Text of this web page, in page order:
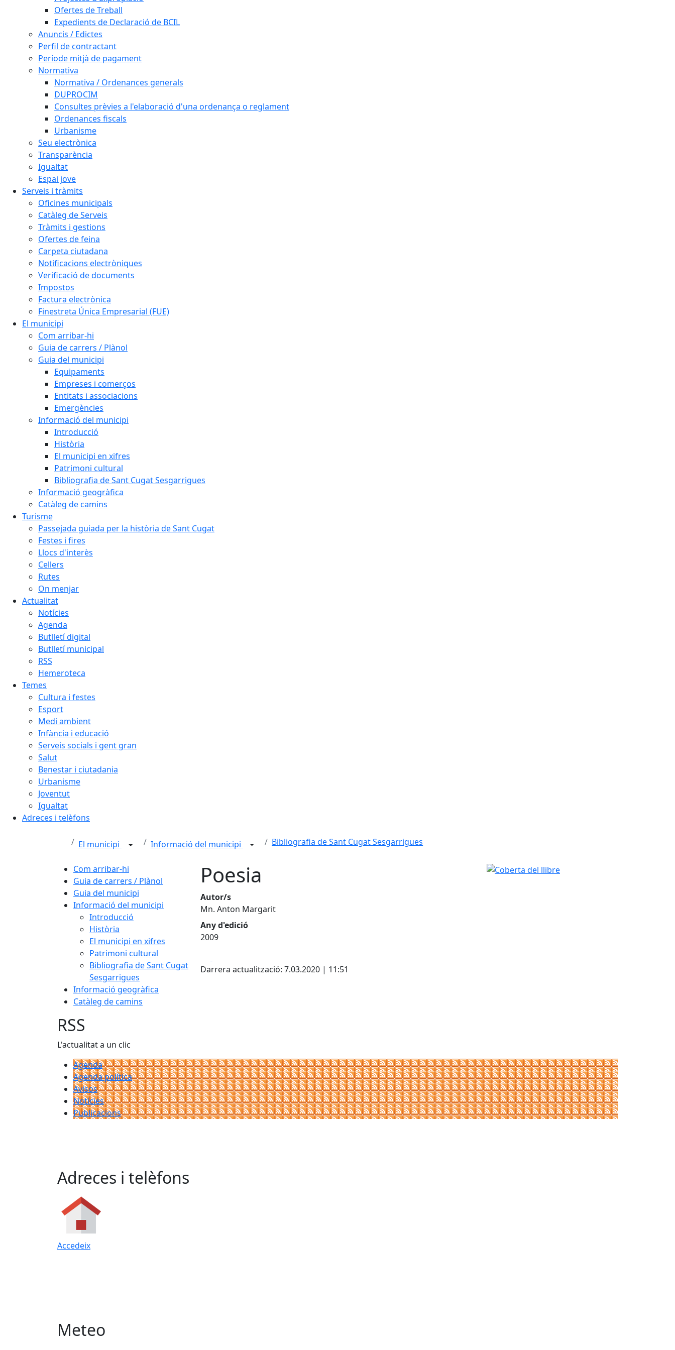
Ofertes de Treball
Expedients de Declaració de BCIL
Anuncis / Edictes
Perfil de contractant
Període mitjà de pagament
Normativa
Normativa / Ordenances generals
DUPROCIM
Consultes prèvies a l'elaboració d'una ordenança o reglament
Ordenances fiscals
Urbanisme
Seu electrònica
Transparència
Igualtat
Espai jove
Serveis i tràmits
Oficines municipals
Catàleg de Serveis
Tràmits i gestions
Ofertes de feina
Carpeta ciutadana
Notificacions electròniques
Verificació de documents
Impostos
Factura electrònica
Finestreta Única Empresarial (FUE)
El municipi
Com arribar-hi
Guia de carrers / Plànol
Guia del municipi
Equipaments
Empreses i comerços
Entitats i associacions
Emergències
Informació del municipi
Introducció
Història
El municipi en xifres
Patrimoni cultural
Bibliografia de Sant Cugat Sesgarrigues
Informació geogràfica
Catàleg de camins
Turisme
Passejada guiada per la història de Sant Cugat
Festes i fires
Llocs d'interès
Cellers
Rutes
On menjar
Actualitat
Notícies
Agenda
Butlletí digital
Butlletí municipal
RSS
Hemeroteca
Temes
Cultura i festes
Esport
Medi ambient
Infància i educació
Serveis socials i gent gran
Salut
Benestar i ciutadania
Urbanisme
Joventut
Igualtat
Adreces i telèfons
El municipi Informació del municipi Bibliografia de Sant Cugat Sesgarrigues
Com arribar-hi
Guia de carrers / Plànol
Guia del municipi
Informació del municipi
Introducció
Història
El municipi en xifres
Patrimoni cultural
Bibliografia de Sant Cugat
Sesgarrigues
Informació geogràfica
Catàleg de camins
Poesia
Autor/s
Mn. Anton Margarit
Any d'edició
2009
Darrera actualització: 7.03.2020 | 11:51
Coberta del llibre
RSS
L'actualitat a un clic
Agenda
Agenda política
Avisos
Notícies
Publicacions
Adreces i telèfons
Accedeix
Meteo